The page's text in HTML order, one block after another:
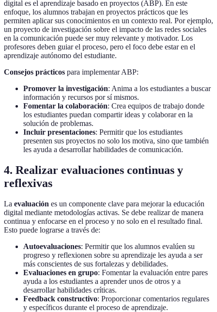
digital es el aprendizaje basado en proyectos (ABP). En este
enfoque, los alumnos trabajan en proyectos prácticos que les
permiten aplicar sus conocimientos en un contexto real. Por ejemplo,
un proyecto de investigación sobre el impacto de las redes sociales
en la comunicación puede ser muy relevante y motivador. Los
profesores deben guiar el proceso, pero el foco debe estar en el
aprendizaje autónomo del estudiante.
Consejos prácticos para implementar ABP:
Promover la investigación: Anima a los estudiantes a buscar
información y recursos por sí mismos.
Fomentar la colaboración: Crea equipos de trabajo donde
los estudiantes puedan compartir ideas y colaborar en la
solución de problemas.
Incluir presentaciones: Permitir que los estudiantes
presenten sus proyectos no solo los motiva, sino que también
les ayuda a desarrollar habilidades de comunicación.
4. Realizar evaluaciones continuas y
reflexivas
La evaluación es un componente clave para mejorar la educación
digital mediante metodologías activas. Se debe realizar de manera
continua y enfocarse en el proceso y no solo en el resultado final.
Esto puede lograrse a través de:
Autoevaluaciones: Permitir que los alumnos evalúen su
progreso y reflexionen sobre su aprendizaje les ayuda a ser
más conscientes de sus fortalezas y debilidades.
Evaluaciones en grupo: Fomentar la evaluación entre pares
ayuda a los estudiantes a aprender unos de otros y a
desarrollar habilidades críticas.
Feedback constructivo: Proporcionar comentarios regulares
y específicos durante el proceso de aprendizaje.